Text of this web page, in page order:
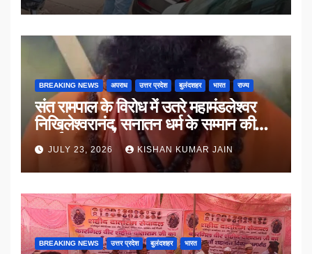
BREAKING NEWS अपराध उत्तर प्रदेश बुलंदशहर भारत राज्य
संत रामपाल के विरोध में उतरे महामंडलेश्वर
निखिलेश्वरानंद, सनातन धर्म के सम्मान की
उठाई मांग
JULY 23, 2026 KISHAN KUMAR JAIN
BREAKING NEWS उत्तर प्रदेश बुलंदशहर भारत